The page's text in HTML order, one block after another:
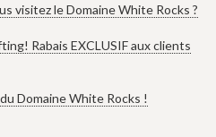
visitez le Domaine White Rocks ?
Rabais EXCLUSIF aux clients
Domaine White Rocks !